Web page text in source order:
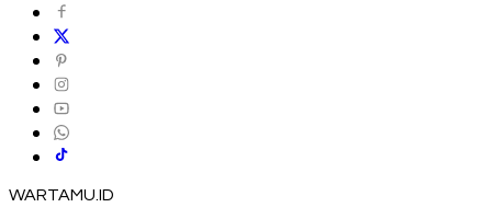
WARTAMU.ID